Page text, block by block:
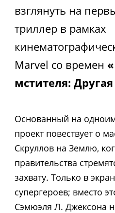
взглянуть на
триллер в рамках
Marvel со времен
мстителя:
Основанный на
проект повествует о
Скруллов на Землю,
правительства
захвату. Только в
супергероев; вместо
Сэмюэля Л. Джексона